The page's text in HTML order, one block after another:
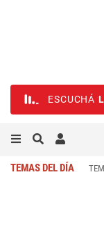
ESCUCHÁ
TEMAS DEL DÍA